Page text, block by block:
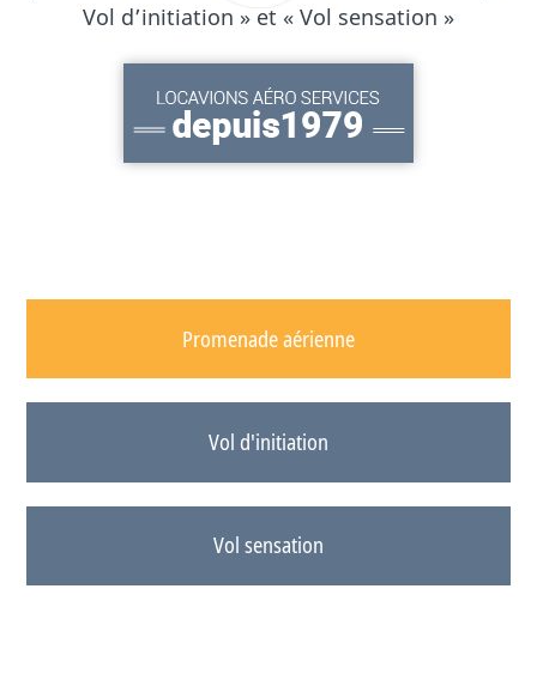
Vol d’initiation » et « Vol sensation »
Promenade aérienne
Vol d'initiation
Vol sensation